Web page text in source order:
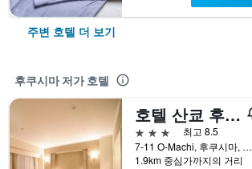
주변 호텔 더 보기
후쿠시마 저가 호텔
호텔 산쿄 후쿠시마
3성급
최고 8.5
7-11 O-Machi, 후쿠시마, 일본
1.9km 중심가까지의 거리